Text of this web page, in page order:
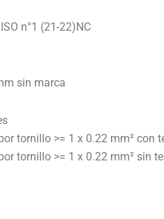
n°1 (21-22)NC
sin marca
tornillo >= 1 x 0.22 mm² con
tornillo >= 1 x 0.22 mm² sin